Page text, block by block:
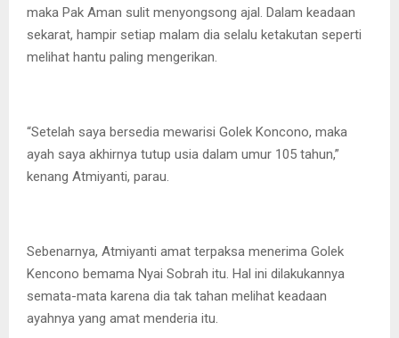
maka Pak Aman sulit menyongsong ajal. Dalam keadaan
sekarat, hampir setiap malam dia selalu ketakutan seperti
melihat hantu paling mengerikan.
“Setelah saya bersedia mewarisi Golek Koncono, maka
ayah saya akhirnya tutup usia dalam umur 105 tahun,”
kenang Atmiyanti, parau.
Sebenarnya, Atmiyanti amat terpaksa menerima Golek
Kencono bemama Nyai Sobrah itu. Hal ini dilakukannya
semata-mata karena dia tak tahan melihat keadaan
ayahnya yang amat menderia itu.